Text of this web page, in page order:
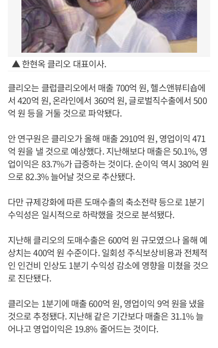
▲ 한현옥 클리오 대표이사.
클리오는 클럽클리오에서 매출 700억 원, 헬스앤뷰티숍에
서 420억 원, 온라인에서 360억 원, 글로벌직수출에서 500
억 원 등을 거둘 것으로 파악됐다.
안 연구원은 클리오가 올해 매출 2910억 원, 영업이익 471
억 원을 낼 것으로 예상했다. 지난해보다 매출은 50.1%, 영
업이익은 83.7%가 급증하는 것이다. 순이익 역시 380억 원
으로 82.3% 늘어날 것으로 추산됐다.
다만 규제강화에 따른 도매수출의 축소전략 등으로 1분기
수익성은 일시적으로 하락했을 것으로 분석됐다.
지난해 클리오의 도매수출은 600억 원 규모였으나 올해 예
상치는 400억 원 수준이다. 일회성 주식보상비용과 전체적
인 인건비 인상도 1분기 수익성 감소에 영향을 미쳤을 것으
로 진단됐다.
클리오는 1분기에 매출 600억 원, 영업이익 9억 원을 냈을
것으로 추정됐다. 지난해 같은 기간보다 매출은 31.1% 늘
어나고 영업이익은 19.8% 줄어드는 것이다.